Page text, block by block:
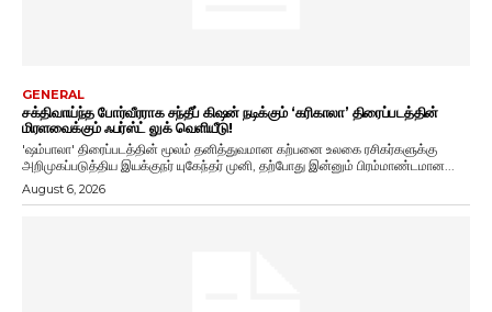
GENERAL
சக்திவாய்ந்த போர்வீரராக சந்தீப் கிஷன் நடிக்கும் ‘கரிகாலா’ திரைப்படத்தின்
மிரளவைக்கும் ஃபர்ஸ்ட் லுக் வெளியீடு!
'ஷம்பாலா' திரைப்படத்தின் மூலம் தனித்துவமான கற்பனை உலகை ரசிகர்களுக்கு
அறிமுகப்படுத்திய இயக்குநர் யுகேந்தர் முனி, தற்போது இன்னும் பிரம்மாண்டமான...
August 6, 2026